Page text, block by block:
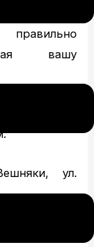
вашу
ул.